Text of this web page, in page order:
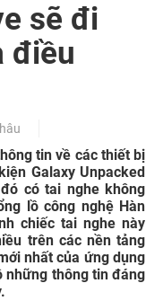
sẽ đi
điều
tin về các thiết bị
Galaxy Unpacked
có tai nghe không
lồ công nghệ Hàn
chiếc tai nghe này
trên các nền tảng
nhất của ứng dụng
những thông tin đáng